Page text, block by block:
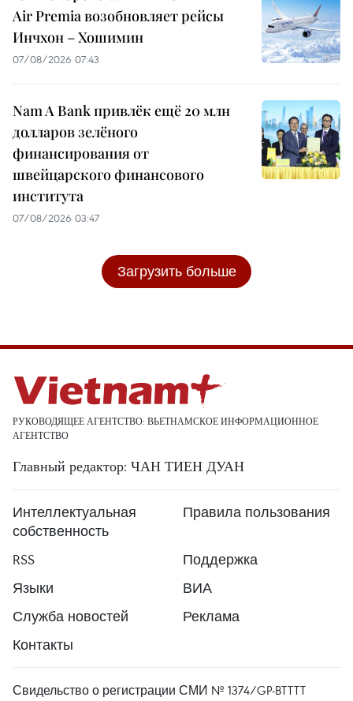
Air Premia возобновляет рейсы
Инчхон – Хошимин
07/08/2026 07:43
Nam A Bank привлёк ещё 20 млн
долларов зелёного
финансирования от
швейцарского финансового
института
07/08/2026 03:47
Загрузить больше
РУКОВОДЯЩЕЕ АГЕНТСТВО: ВЬЕТНАМСКОЕ ИНФОРМАЦИОННОЕ
АГЕНТСТВО
Главный редактор: ЧАН ТИЕН ДУАН
Интеллектуальная
собственность
Правила пользования
RSS
Поддержка
Языки
ВИА
Служба новостей
Реклама
Контакты
Свидельство о регистрации СМИ № 1374/GP-BTTTT